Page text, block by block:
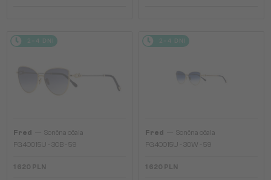
2-4 DNI
Fred
Sončna očala
FG40015U - 30B - 59
1 620 PLN
2-4 DNI
Fred
Sončna očala
FG40015U - 30W - 59
1 620 PLN